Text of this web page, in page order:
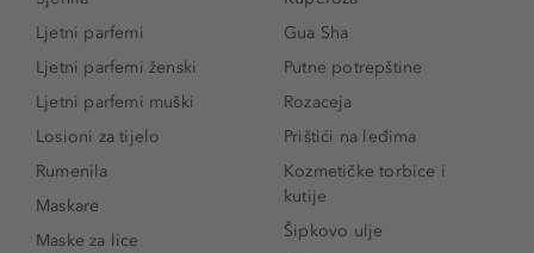
Ljetni parfemi
Ljetni parfemi ženski
Ljetni parfemi muški
Losioni za tijelo
Rumenila
Maskare
Maske za lice
Gua Sha
Putne potrepštine
Rozaceja
Prištići na leđima
Kozmetičke torbice i
kutije
Šipkovo ulje